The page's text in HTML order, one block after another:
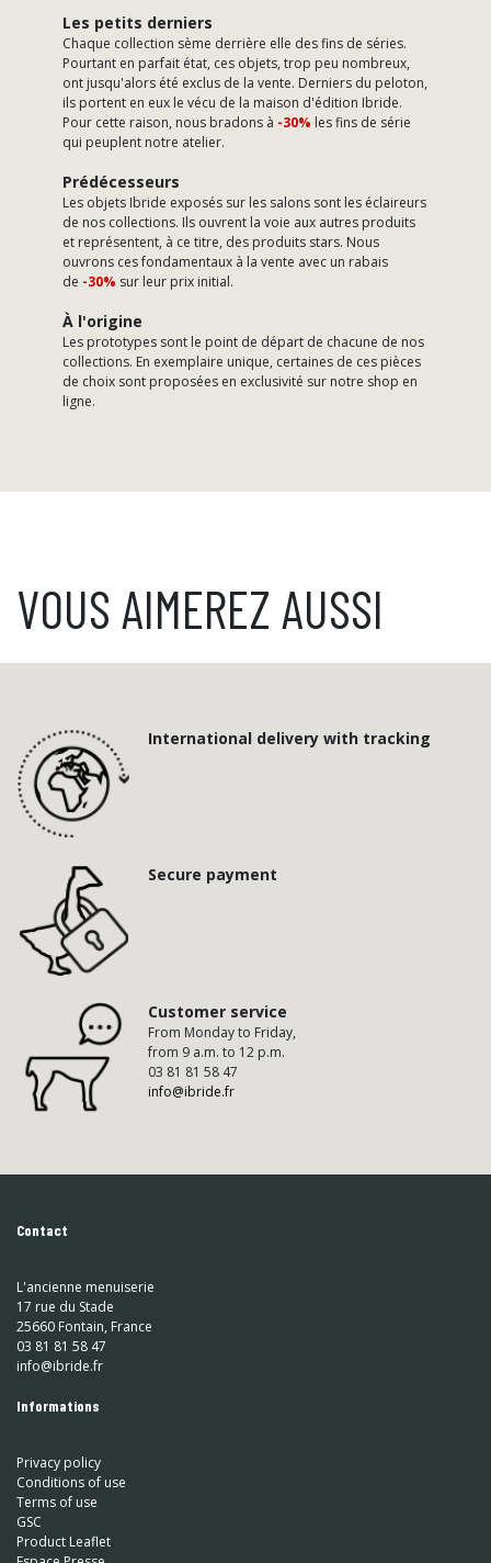
Les petits derniers
Chaque collection sème derrière elle des fins de séries.
Pourtant en parfait état, ces objets, trop peu nombreux,
ont jusqu'alors été exclus de la vente. Derniers du peloton,
ils portent en eux le vécu de la maison d'édition Ibride.
Pour cette raison, nous bradons à -30% les fins de série
qui peuplent notre atelier.
Prédécesseurs
Les objets Ibride exposés sur les salons sont les éclaireurs
de nos collections. Ils ouvrent la voie aux autres produits
et représentent, à ce titre, des produits stars. Nous
ouvrons ces fondamentaux à la vente avec un rabais
de -30% sur leur prix initial.
À l'origine
Les prototypes sont le point de départ de chacune de nos
collections. En exemplaire unique, certaines de ces pièces
de choix sont proposées en exclusivité sur notre shop en
ligne.
VOUS AIMEREZ AUSSI
International delivery with tracking
Secure payment
Customer service
From Monday to Friday,
from 9 a.m. to 12 p.m.
03 81 81 58 47
info@ibride.fr
Contact
L'ancienne menuiserie
17 rue du Stade
25660 Fontain, France
03 81 81 58 47
info@ibride.fr
Informations
Privacy policy
Conditions of use
Terms of use
GSC
Product Leaflet